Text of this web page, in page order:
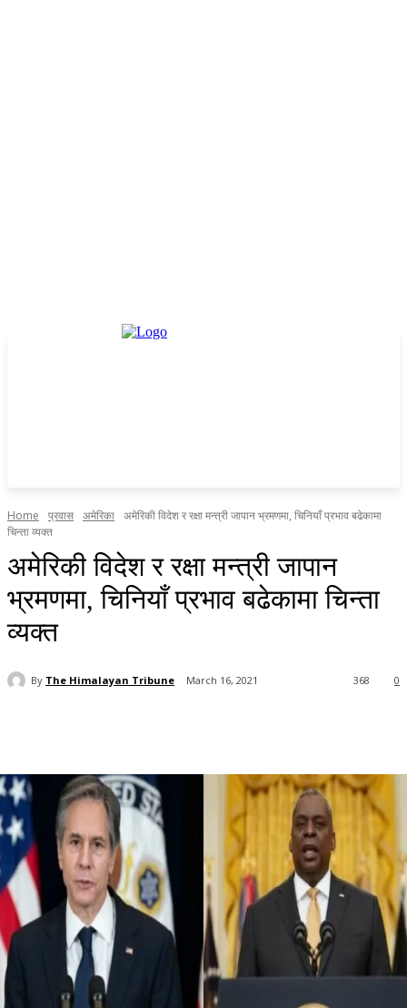
Home प्रवास अमेरिका अमेरिकी विदेश र रक्षा मन्त्री जापान भ्रमणमा, चिनियाँ प्रभाव बढेकामा
चिन्ता व्यक्त
अमेरिकी विदेश र रक्षा मन्त्री जापान
भ्रमणमा, चिनियाँ प्रभाव बढेकामा चिन्ता
व्यक्त
By The Himalayan Tribune March 16, 2021 0
368